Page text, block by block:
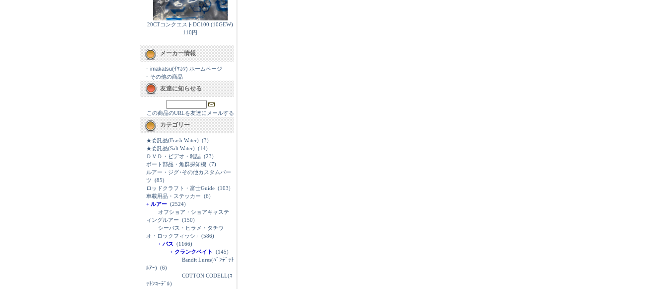
20CTコンクエストDC100 (10GEW)
110円
メーカー情報
- imakatsu(ｲﾏｶﾂ) ホームページ
- その他の商品
友達に知らせる
この商品のURLを友達にメールする
カテゴリー
★委託品(Frash Water) (3)
★委託品(Salt Water) (14)
ＤＶＤ・ビデオ・雑誌 (23)
ボート部品・魚群探知機 (7)
ルアー・ジグ･その他カスタムパー
ツ (85)
ロッドクラフト・富士Guide (103)
車載用品・ステッカー (6)
+ ルアー (2524)
オフショア・ショアキャステ
ィングルアー (150)
シーバス・ヒラメ・タチウ
オ・ロックフィッシｭ (586)
+ バス (1166)
+ クランクベイト
(145)
Bandit Lures(ﾊﾞﾝﾃﾞｯﾄ
ﾙｱｰ) (6)
COTTON CODELL(ｺ
ｯﾄﾝｺｰﾃﾞﾙ)